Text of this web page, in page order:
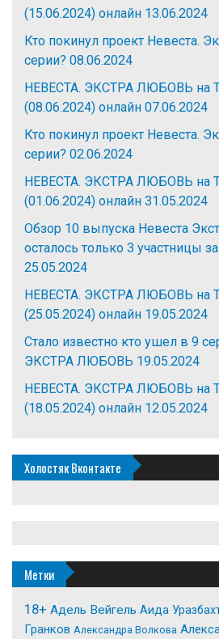
(15.06.2024) онлайн 13.06.2024
Кто покинул проект Невеста.
серии? 08.06.2024
НЕВЕСТА. ЭКСТРА ЛЮБОВЬ на
(08.06.2024) онлайн 07.06.2024
Кто покинул проект Невеста.
серии? 02.06.2024
НЕВЕСТА. ЭКСТРА ЛЮБОВЬ на
(01.06.2024) онлайн 31.05.2024
Обзор 10 выпуска Невеста
осталось только 3 участницы
25.05.2024
НЕВЕСТА. ЭКСТРА ЛЮБОВЬ на
(25.05.2024) онлайн 19.05.2024
Стало известно кто ушел в 9
ЭКСТРА ЛЮБОВЬ 19.05.2024
НЕВЕСТА. ЭКСТРА ЛЮБОВЬ на
(18.05.2024) онлайн 12.05.2024
Холостяк Вконтакте
Метки
18+ Адель Вейгель Аида
Гранков Александра Волкова